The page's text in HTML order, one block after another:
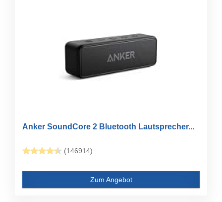
Anker SoundCore 2 Bluetooth Lautsprecher...
(146914)
Zum Angebot